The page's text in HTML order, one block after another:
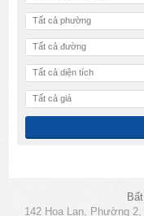
Tất cả phường
Tất cả đường
Tất cả diện tích
Tất cả giá
142 Hoa Lan, Phường